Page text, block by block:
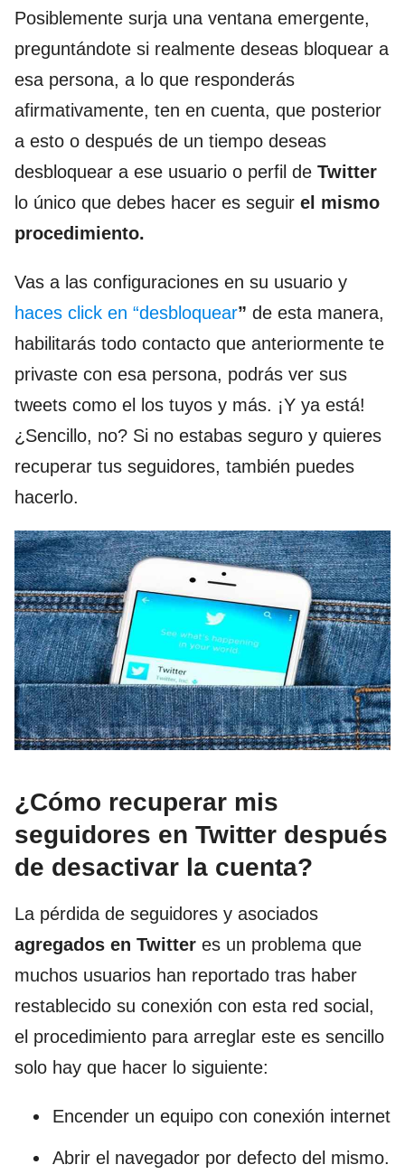
Posiblemente surja una ventana emergente,
preguntándote si realmente deseas bloquear a
esa persona, a lo que responderás
afirmativamente, ten en cuenta, que posterior
a esto o después de un tiempo deseas
desbloquear a ese usuario o perfil de Twitter
lo único que debes hacer es seguir el mismo
procedimiento.
Vas a las configuraciones en su usuario y
haces click en “desbloquear” de esta manera,
habilitarás todo contacto que anteriormente te
privaste con esa persona, podrás ver sus
tweets como el los tuyos y más. ¡Y ya está!
¿Sencillo, no? Si no estabas seguro y quieres
recuperar tus seguidores, también puedes
hacerlo.
¿Cómo recuperar mis
seguidores en Twitter después
de desactivar la cuenta?
La pérdida de seguidores y asociados
agregados en Twitter es un problema que
muchos usuarios han reportado tras haber
restablecido su conexión con esta red social,
el procedimiento para arreglar este es sencillo
solo hay que hacer lo siguiente:
Encender un equipo con conexión internet
Abrir el navegador por defecto del mismo.